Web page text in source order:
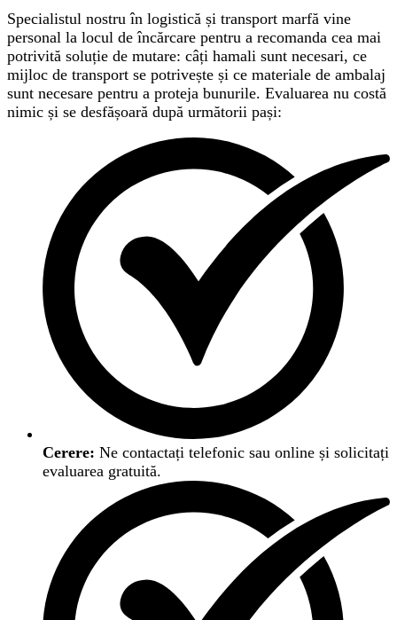
Specialistul nostru în logistică și transport marfă vine
personal la locul de încărcare pentru a recomanda cea mai
potrivită soluție de mutare: câți hamali sunt necesari, ce
mijloc de transport se potrivește și ce materiale de ambalaj
sunt necesare pentru a proteja bunurile. Evaluarea nu costă
nimic și se desfășoară după următorii pași:
Cerere: Ne contactați telefonic sau online și solicitați
evaluarea gratuită.